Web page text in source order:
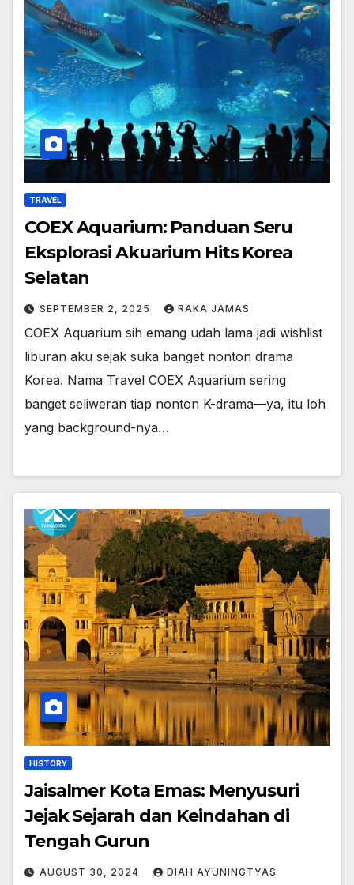
TRAVEL
COEX Aquarium: Panduan Seru
Eksplorasi Akuarium Hits Korea
Selatan
SEPTEMBER 2, 2025 RAKA JAMAS
COEX Aquarium sih emang udah lama jadi wishlist
liburan aku sejak suka banget nonton drama
Korea. Nama Travel COEX Aquarium sering
banget seliweran tiap nonton K-drama—ya, itu loh
yang background-nya…
HISTORY
Jaisalmer Kota Emas: Menyusuri
Jejak Sejarah dan Keindahan di
Tengah Gurun
AUGUST 30, 2024 DIAH AYUNINGTYAS